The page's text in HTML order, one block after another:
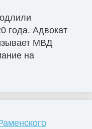
года. Адвокат
МВД
на